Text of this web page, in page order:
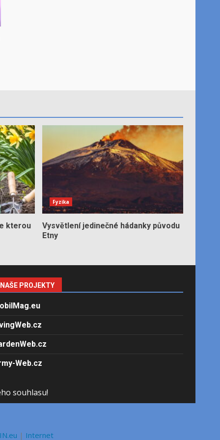
kterou
Fyzika
Vysvětlení jedinečné hádanky původu
Etny
NAŠE PROJEKTY
Web.cz
souhlasu!
| Internet